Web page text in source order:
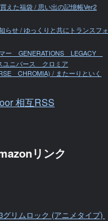
えた福袋 / 思い出の記憶帳Ver2
らせ / ゆっくりと共にトランスフォ
マー GENERATIONS LEGACY
ユニバース クロミア
CHROMIA) / またーりといく
相互RSS
リンク
グリムロック (アニメタイプ)